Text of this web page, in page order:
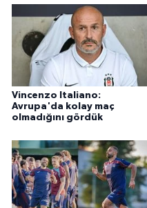
Vincenzo Italiano:
Avrupa'da kolay maç
olmadığını gördük